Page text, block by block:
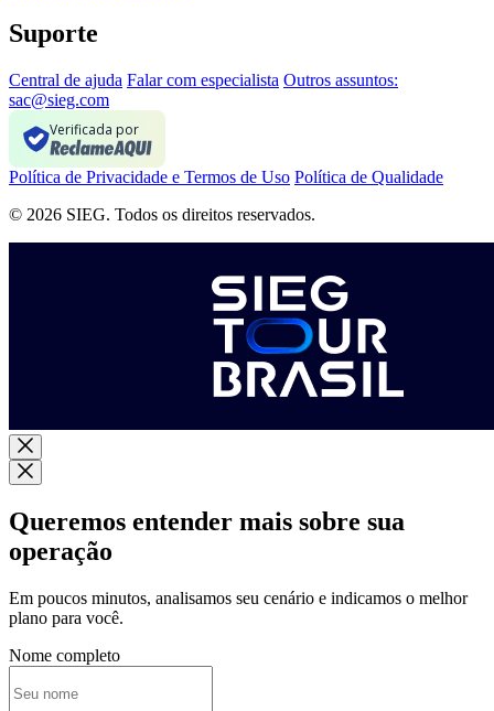
Suporte
Central de ajuda Falar com especialista Outros assuntos:
sac@sieg.com
Verificada por
Política de Privacidade e Termos de Uso Política de Qualidade
© 2026 SIEG. Todos os direitos reservados.
Queremos entender mais sobre sua
operação
Em poucos minutos, analisamos seu cenário e indicamos o melhor
plano para você.
Nome completo